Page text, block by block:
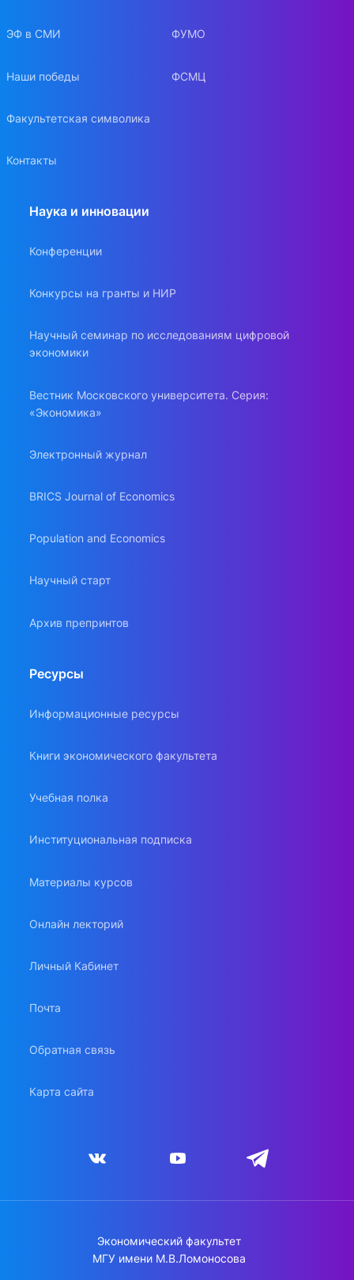
ЭФ в СМИ
Наши победы
Факультетская символика
Контакты
ФУМО
ФСМЦ
Наука и инновации
Конференции
Конкурсы на гранты и НИР
Научный семинар по исследованиям цифровой
экономики
Вестник Московского университета. Серия:
«Экономика»
Электронный журнал
BRICS Journal of Economics
Population and Economics
Научный старт
Архив препринтов
Ресурсы
Информационные ресурсы
Книги экономического факультета
Учебная полка
Институциональная подписка
Материалы курсов
Онлайн лекторий
Личный Кабинет
Почта
Обратная связь
Карта сайта
Экономический факультет
МГУ имени М.В.Ломоносова